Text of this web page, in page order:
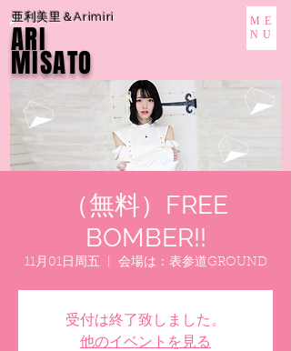
亜利美里＆Arimiri
ARI
MISATO
ME
NU
（無料）FREE
BOMBER!!
11月01日周五
  |
会場は：表参道GROUND
受付は終了致しました。
他のイベントを見る